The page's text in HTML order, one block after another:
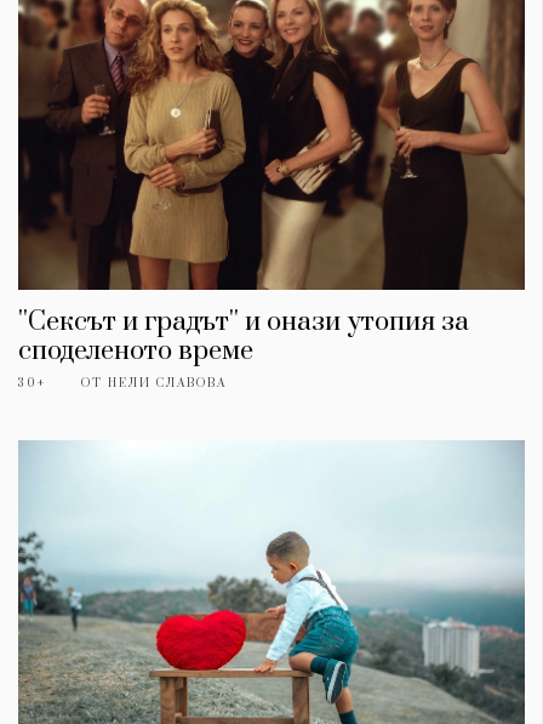
''Сексът и градът'' и онази утопия за
споделеното време
30+ ОТ НЕЛИ СЛАВОВА
КАТЕГОРИИ
Wine&Dine
Подкасти
Мода
Dialogue
Изкуство
ЗА НАС
Условия за
ползване
За нас
Реклама
Политика за